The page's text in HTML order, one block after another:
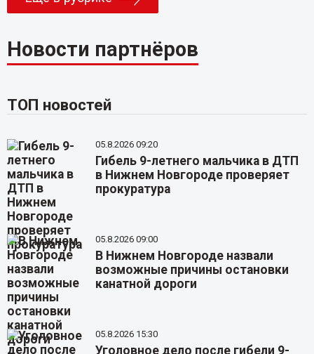
Новости партнёров
ТОП новостей
05.8.2026 09:20
Гибель 9-летнего мальчика в ДТП
в Нижнем Новгороде проверяет
прокуратура
05.8.2026 09:00
В Нижнем Новгороде назвали
возможные причины остановки
канатной дороги
05.8.2026 15:30
Уголовное дело после гибели 9-